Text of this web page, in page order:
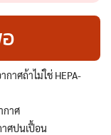
าศถ้าไม่ใช่ HEPA-
กาศ
ศปนเปื้อน